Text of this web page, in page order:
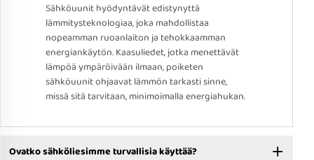
Sähköuunit hyödyntävät edistynyttä
lämmitysteknologiaa, joka mahdollistaa
nopeamman ruoanlaiton ja tehokkaamman
energiankäytön. Kaasuliedet, jotka menettävät
lämpöä ympäröivään ilmaan, poiketen
sähköuunit ohjaavat lämmön tarkasti sinne,
missä sitä tarvitaan, minimoimalla energiahukan.
Ovatko sähköliesimme turvallisia käyttää?